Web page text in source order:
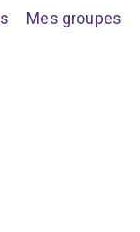
Mes groupes